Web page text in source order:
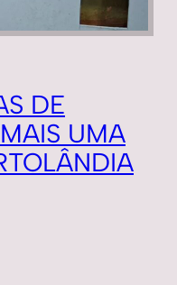
DE
UMA